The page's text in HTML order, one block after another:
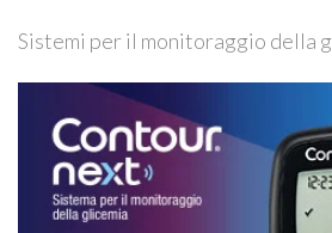
Sistemi per il monitoraggio della